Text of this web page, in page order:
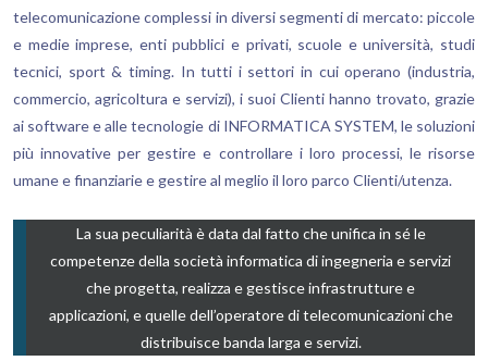
telecomunicazione complessi in diversi segmenti di mercato: piccole
e medie imprese, enti pubblici e privati, scuole e università, studi
tecnici, sport & timing. In tutti i settori in cui operano (industria,
commercio, agricoltura e servizi), i suoi Clienti hanno trovato, grazie
ai software e alle tecnologie di INFORMATICA SYSTEM, le soluzioni
più innovative per gestire e controllare i loro processi, le risorse
umane e finanziarie e gestire al meglio il loro parco Clienti/utenza.
La sua peculiarità è data dal fatto che unifica in sé le
competenze della società informatica di ingegneria e servizi
che progetta, realizza e gestisce infrastrutture e
applicazioni, e quelle dell’operatore di telecomunicazioni che
distribuisce banda larga e servizi.